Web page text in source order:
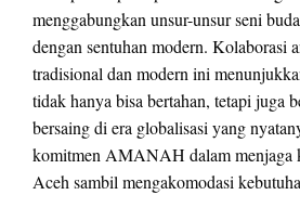
menggabungkan unsur-unsur seni
dengan sentuhan modern. Kolaborasi
tradisional dan modern ini
tidak hanya bisa bertahan, tetapi juga
bersaing di era globalisasi yang
komitmen AMANAH dalam menjaga
Aceh sambil mengakomodasi